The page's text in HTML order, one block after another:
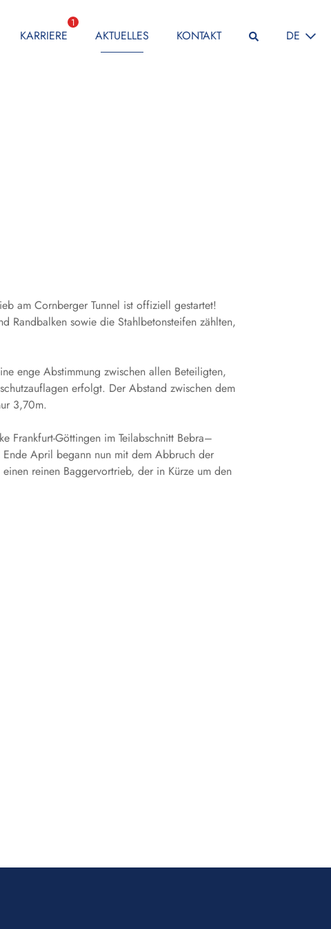
KARRIERE
1
AKTUELLES KONTAKT DE
am Cornberger Tunnel ist offiziell gestartet!
Randbalken sowie die Stahlbetonsteifen zählten,
enge Abstimmung zwischen allen Beteiligten,
erfolgt. Der Abstand zwischen dem
3,70m.
Frankfurt-Göttingen im Teilabschnitt Bebra–
Ende April begann nun mit dem Abbruch der
reinen Baggervortrieb, der in Kürze um den